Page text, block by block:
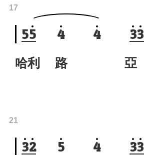
55 4 4 33
17
哈利 路 亞
32 5 4 33
21